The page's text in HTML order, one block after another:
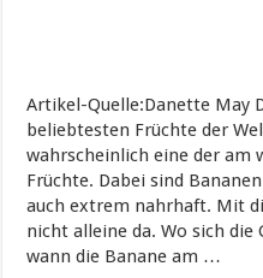
Artikel-Quelle:Danette May
beliebtesten Früchte der
wahrscheinlich eine der am
Früchte. Dabei sind
auch extrem nahrhaft. Mit
nicht alleine da. Wo sich die
wann die Banane am …